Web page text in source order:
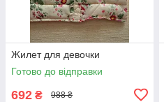
Жилет для девочки
Готово до відправки
692 ₴ 988 ₴